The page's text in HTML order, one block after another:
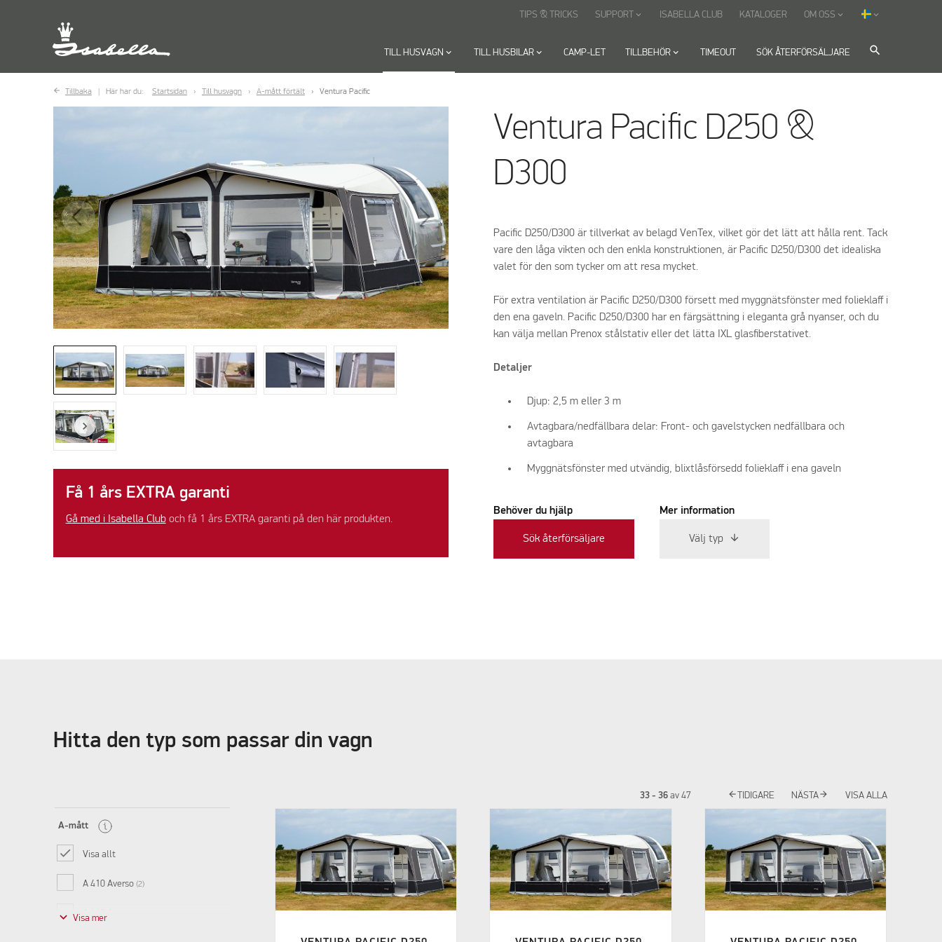
TILL HUSVAGN keyboard_arrow_down TILL HUSBILARkeyboard_arrow_down CAMP-LET TILLBEHÖR keyboard_arrow_down TIMEOUT SÖK ÅTERFÖRSÄLJARE search
TIPS & TRICKS SUPPORT keyboard_arrow_down ISABELLA CLUB KATALOGER OM OSS keyboard_arrow_down keyboard_arrow_down
Tillbaka Här har du: Startsidan Till husvagn A-mått förtält Ventura Pacific
Få 1 års EXTRA garanti
Gå med i Isabella Cluboch få 1 års EXTRA garanti på den här produkten.
Ventura Pacific D250 &
D300
Pacific D250/D300 är tillverkat av belagd VenTex, vilket gör det lätt att hålla rent. Tack
vare den låga vikten och den enkla konstruktionen, är Pacific D250/D300 det idealiska
valet för den som tycker om att resa mycket.
För extra ventilation är Pacific D250/D300 försett med myggnätsfönster med folieklaff i
den ena gaveln. Pacific D250/D300 har en färgsättning i eleganta grå nyanser, och du
kan välja mellan Prenox stålstativ eller det lätta IXL glasfiberstativet.
Detaljer
Djup: 2,5 m eller 3 m
Avtagbara/nedfällbara delar: Front- och gavelstycken nedfällbara och
avtagbara
Myggnätsfönster med utvändig, blixtlåsförsedd folieklaff i ena gaveln
Behöver du hjälp
Sök återförsäljare
Mer information
Välj typ
Hitta den typ som passar din vagn
33 - 36av 47 arrow_backTIDIGARE NÄSTAarrow_forward VISA ALLA
A-mått
Visa allt
A 410 Averso(2)
keyboard_arrow_down